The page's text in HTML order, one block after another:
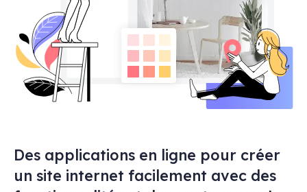
Des applications en ligne pour créer
un site internet facilement avec des